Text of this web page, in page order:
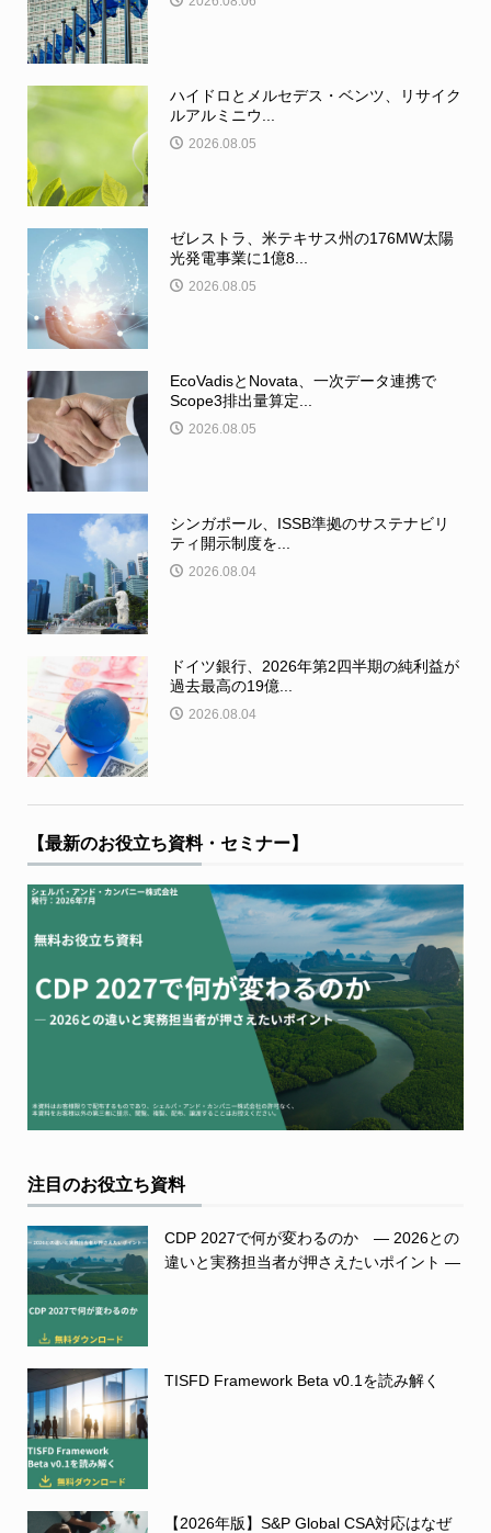
ハイドロとメルセデス・ベンツ、リサイク
ルアルミニウ...
2026.08.05
ゼレストラ、米テキサス州の176MW太陽
光発電事業に1億8...
2026.08.05
EcoVadisとNovata、一次データ連携で
Scope3排出量算定...
2026.08.05
シンガポール、ISSB準拠のサステナビリ
ティ開示制度を...
2026.08.04
ドイツ銀行、2026年第2四半期の純利益が
過去最高の19億...
2026.08.04
【最新のお役立ち資料・セミナー】
注目のお役立ち資料
CDP 2027で何が変わるのか ― 2026との
違いと実務担当者が押さえたいポイント ―
TISFD Framework Beta v0.1を読み解く
【2026年版】S&P Global CSA対応はなぜ